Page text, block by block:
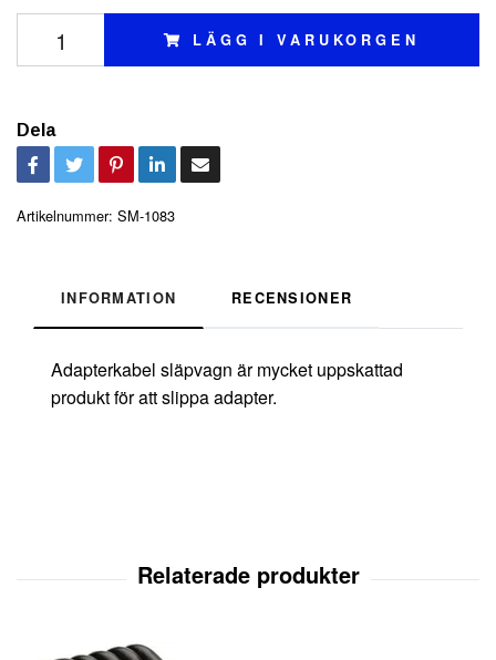
LÄGG I VARUKORGEN
Dela
Artikelnummer: SM-1083
INFORMATION RECENSIONER
Adapterkabel släpvagn är mycket uppskattad
produkt för att slippa adapter.